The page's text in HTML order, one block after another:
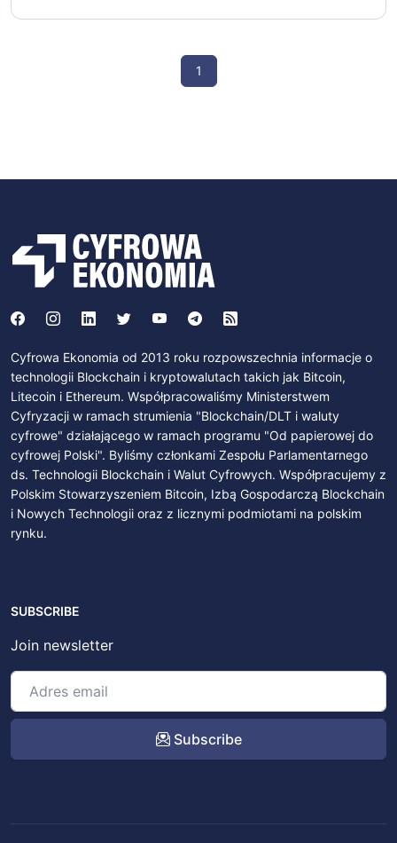
1
Cyfrowa Ekonomia od 2013 roku rozpowszechnia informacje o
technologii Blockchain i kryptowalutach takich jak Bitcoin,
Litecoin i Ethereum. Współpracowaliśmy Ministerstwem
Cyfryzacji w ramach strumienia "Blockchain/DLT i waluty
cyfrowe" działającego w ramach programu "Od papierowej do
cyfrowej Polski". Byliśmy członkami Zespołu Parlamentarnego
ds. Technologii Blockchain i Walut Cyfrowych. Współpracujemy z
Polskim Stowarzyszeniem Bitcoin, Izbą Gospodarczą Blockchain
i Nowych Technologii oraz z licznymi podmiotami na polskim
rynku.
SUBSCRIBE
Join newsletter
Subscribe